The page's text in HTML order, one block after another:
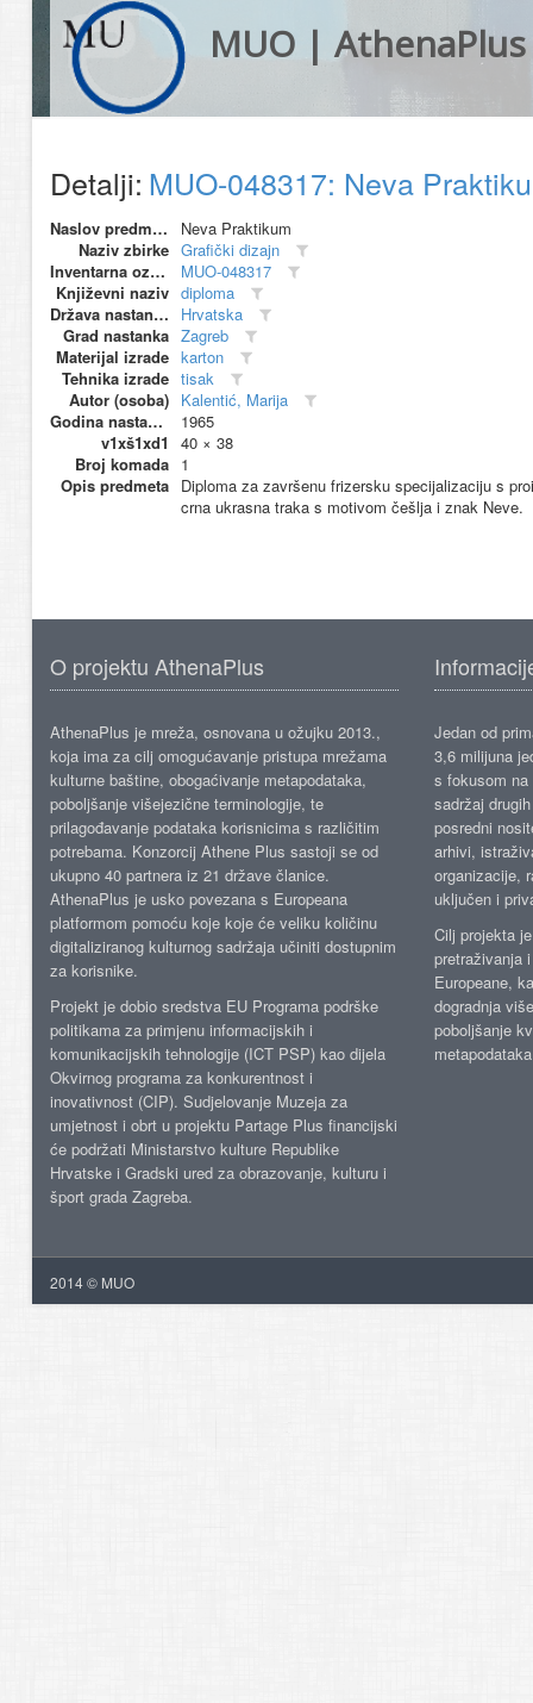
MUO | AthenaPlus
Detalji: MUO-048317: Neva
Naslov predmeta
Neva Praktikum
Naziv zbirke Grafički dizajn
Inventarna oznaka
MUO-048317
Književni naziv diploma
Država nastanka
Hrvatska
Grad nastanka Zagreb
Materijal izrade karton
Tehnika izrade tisak
Autor (osoba) Kalentić, Marija
Godina nastanka
1965
v1xš1xd1
40 × 38
Broj komada 1
Opis predmeta Diploma za završenu frizersku specijalizaciju s
crna ukrasna traka s motivom češlja i znak Neve.
O projektu AthenaPlus
AthenaPlus je mreža, osnovana u ožujku 2013.,
koja ima za cilj omogućavanje pristupa mrežama
kulturne baštine, obogaćivanje metapodataka,
poboljšanje višejezične terminologije, te
prilagođavanje podataka korisnicima s različitim
potrebama. Konzorcij Athene Plus sastoji se od
ukupno 40 partnera iz 21 države članice.
AthenaPlus je usko povezana s Europeana
platformom pomoću koje koje će veliku količinu
digitaliziranog kulturnog sadržaja učiniti dostupnim
za korisnike.
Projekt je dobio sredstva EU Programa podrške
politikama za primjenu informacijskih i
komunikacijskih tehnologije (ICT PSP) kao dijela
Okvirnog programa za konkurentnost i
inovativnost (CIP). Sudjelovanje Muzeja za
umjetnost i obrt u projektu Partage Plus financijski
će podržati Ministarstvo kulture Republike
Hrvatske i Gradski ured za obrazovanje, kulturu i
šport grada Zagreba.
Jedan od
3,6 milijuna
s fokusom
sadržaj
posredni
arhivi,
organizacije,
uključen i
Cilj projekta
pretraživanja
Europeane,
dogradnja
poboljšanje
2014 © MUO